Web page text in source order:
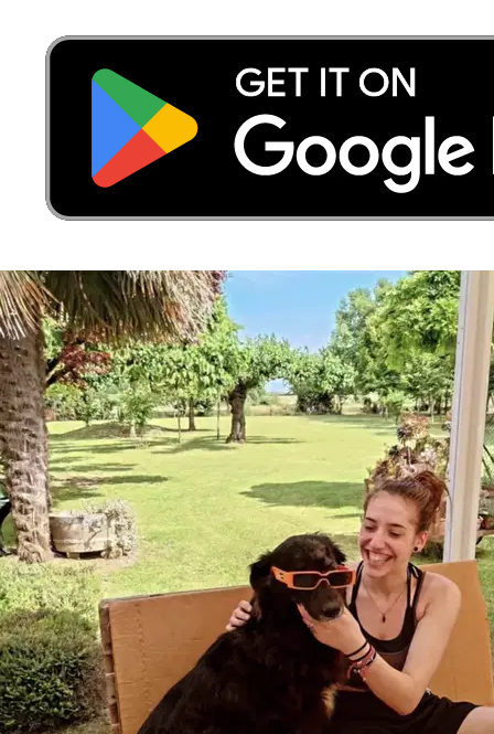
~40 min
Per la prima offerta
la metà di tutte le richieste
Offerte per richiesta
Ricevi un’offerta
Prezzo indicativo
Prezzo finale pagato dal proprietario (include la Protezione Sittsy)
40 €/notte
prezzo tipico
da 10 €a 45 €
Nessuna sorpresa:il prezzo che vedi è il prezzo che paghi. Include
la commissione di servizio e la garanzia Sittsy (copertura e
assistenza 24/7; non è una polizza assicurativa).
Stima il prezzo della tua prenotazione
Stima per una prenotazione tipica — prezzo finale per il proprietario
notti7 notti
130
≈280 €
40 €/notte (prezzo tipico) × 7 notti
A seconda del pet sitter, tra 70 € e 315 €